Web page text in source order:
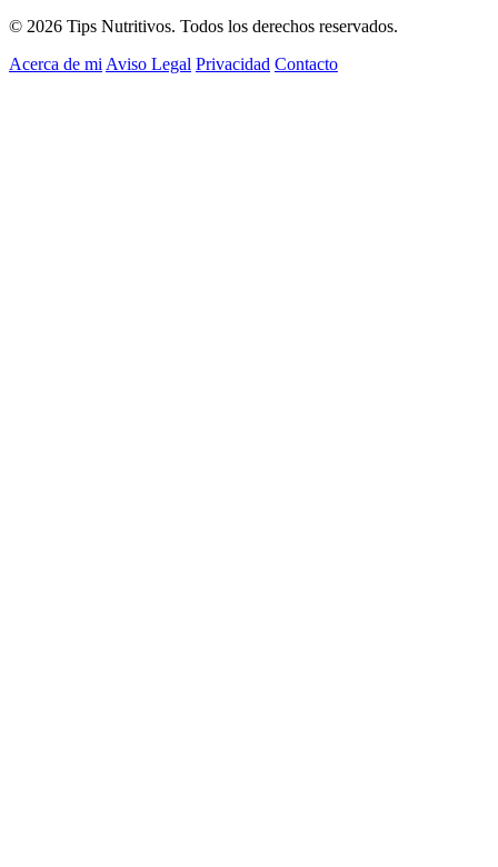
© 2026 Tips Nutritivos. Todos los derechos reservados.
Acerca de mi Aviso Legal Privacidad Contacto